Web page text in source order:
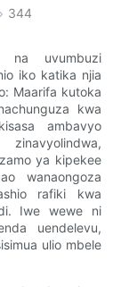
344
na uvumbuzi
iko katika njia
Maarifa kutoka
kwa
ambavyo
ya kipekee
wanaongoza
rafiki kwa
Iwe wewe ni
uendelevu,
ulio mbele